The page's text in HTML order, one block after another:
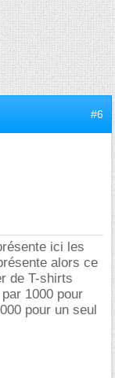
#6
ici les
alors ce
de T-shirts
1000 pour
pour un seul